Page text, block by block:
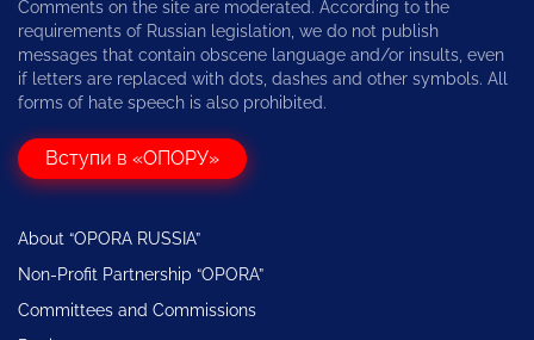
Comments on the site are moderated. According to the
requirements of Russian legislation, we do not publish
messages that contain obscene language and/or insults, even
if letters are replaced with dots, dashes and other symbols. All
forms of hate speech is also prohibited.
Вступи в «ОПОРУ»
About “OPORA RUSSIA”
Non-Profit Partnership “OPORA”
Committees and Commissions